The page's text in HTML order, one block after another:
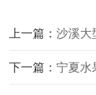
上一篇：沙溪大
下一篇：宁夏水